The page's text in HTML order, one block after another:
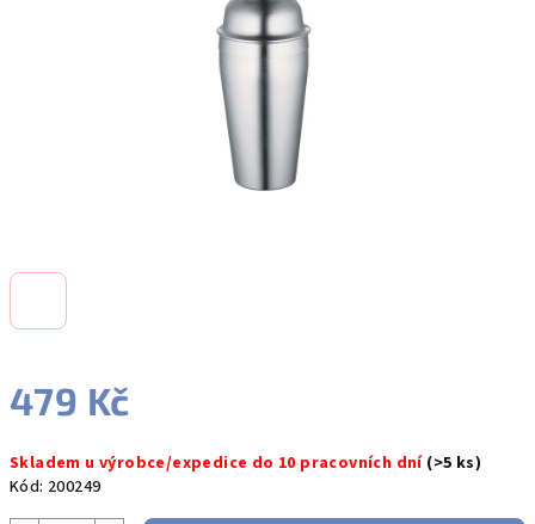
479 Kč
cena:
Skladem u výrobce/expedice do 10 pracovních dní (>5 ks)
Kód: 200249